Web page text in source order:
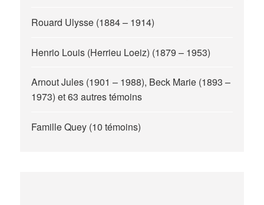
Rouard Ulysse (1884 – 1914)
Henrio Louis (Herrieu Loeiz) (1879 – 1953)
Arnout Jules (1901 – 1988), Beck Marie (1893 –
1973) et 63 autres témoins
Famille Quey (10 témoins)